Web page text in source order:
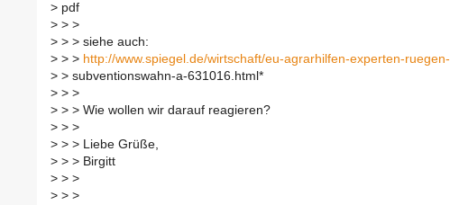
> pdf
> > >
> > > siehe auch:
> > > http://www.spiegel.de/wirtschaft/eu-agrarhilfen-experten-ruegen-
> > subventionswahn-a-631016.html*
> > >
> > > Wie wollen wir darauf reagieren?
> > >
> > > Liebe Grüße,
> > > Birgitt
> > >
> > >